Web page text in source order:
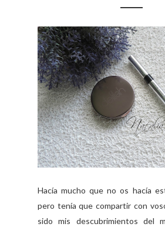
Hacía mucho que no os hacía
pero tenía que compartir con
sido mis descubrimientos del